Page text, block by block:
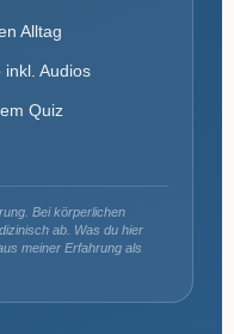
Alltag
Audios
Quiz
Bei körperlichen
ab. Was du hier
meiner Erfahrung als